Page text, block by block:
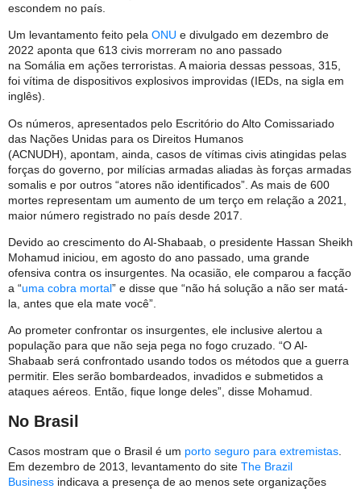
escondem no país.
Um levantamento feito pela ONU e divulgado em dezembro de
2022 aponta que 613 civis morreram no ano passado
na Somália em ações terroristas. A maioria dessas pessoas, 315,
foi vítima de dispositivos explosivos improvidas (IEDs, na sigla em
inglês).
Os números, apresentados pelo Escritório do Alto Comissariado
das Nações Unidas para os Direitos Humanos
(ACNUDH), apontam, ainda, casos de vítimas civis atingidas pelas
forças do governo, por milícias armadas aliadas às forças armadas
somalis e por outros “atores não identificados”. As mais de 600
mortes representam um aumento de um terço em relação a 2021,
maior número registrado no país desde 2017.
Devido ao crescimento do Al-Shabaab, o presidente Hassan Sheikh
Mohamud iniciou, em agosto do ano passado, uma grande
ofensiva contra os insurgentes. Na ocasião, ele comparou a facção
a “uma cobra mortal” e disse que “não há solução a não ser matá-
la, antes que ela mate você”.
Ao prometer confrontar os insurgentes, ele inclusive alertou a
população para que não seja pega no fogo cruzado. “O Al-
Shabaab será confrontado usando todos os métodos que a guerra
permitir. Eles serão bombardeados, invadidos e submetidos a
ataques aéreos. Então, fique longe deles”, disse Mohamud.
No Brasil
Casos mostram que o Brasil é um porto seguro para extremistas
Em dezembro de 2013, levantamento do site The Brazil
Business indicava a presença de ao menos sete organizações